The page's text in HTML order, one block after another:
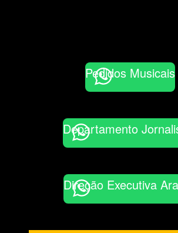
Pedidos Musicais
Departamento
Direção Executiva